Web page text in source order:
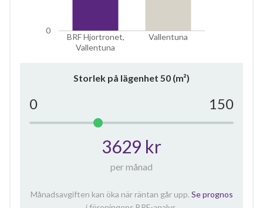
BRF Hjortronet,
Vallentuna
Vallentuna
0
Storlek på lägenhet 50 (m²)
0 150
3629 kr
per månad
Månadsavgiften kan öka när räntan går upp. Se prognos